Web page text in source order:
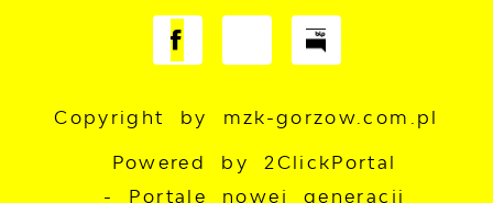
Copyright by mzk-gorzow.com.pl
Powered by2ClickPortal
- Portale nowej generacji